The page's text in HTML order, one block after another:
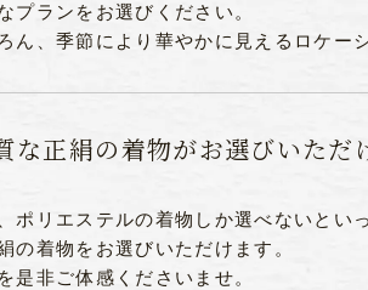
プランをお選びください。
ん、季節により華やかに見えるロケー
正絹の着物がお選びいただ
ポリエステルの着物しか選べないとい
の着物をお選びいただけます。
是非ご体感くださいませ。